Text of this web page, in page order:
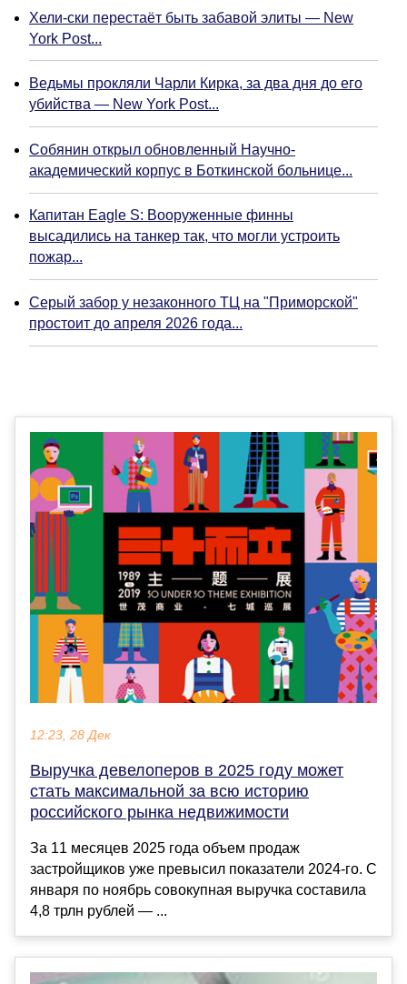
Хели-ски перестаёт быть забавой элиты — New
York Post...
Ведьмы прокляли Чарли Кирка, за два дня до его
убийства — New York Post...
Собянин открыл обновленный Научно-
академический корпус в Боткинской больнице...
Капитан Eagle S: Вооруженные финны
высадились на танкер так, что могли устроить
пожар...
Серый забор у незаконного ТЦ на "Приморской"
простоит до апреля 2026 года...
12:23, 28 Дек
Выручка девелоперов в 2025 году может
стать максимальной за всю историю
российского рынка недвижимости
За 11 месяцев 2025 года объем продаж
застройщиков уже превысил показатели 2024-го. С
января по ноябрь совокупная выручка составила
4,8 трлн рублей — ...